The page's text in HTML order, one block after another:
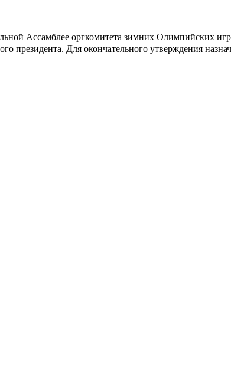
Ассамблее оргкомитета зимних Олимпийских
президента. Для окончательного утверждения